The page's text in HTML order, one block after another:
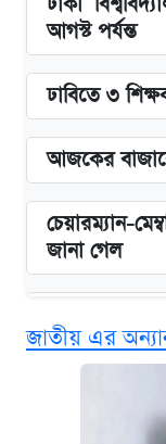
আগস্ট পর্যন্ত
ঢাবিতে ৩
আজকের
চেয়ারম্যান-
জানা গেল
ভাতা
ঢাবির
জাতীয় এর